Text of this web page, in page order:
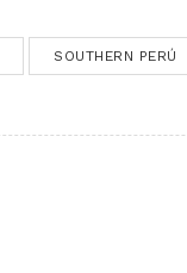
SOUTHERN PERÚ